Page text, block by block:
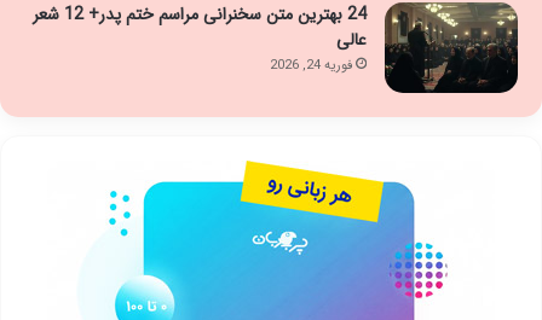
24 بهترین متن سخنرانی مراسم ختم پدر+ 12 شعر
عالی
فوریه 24, 2026